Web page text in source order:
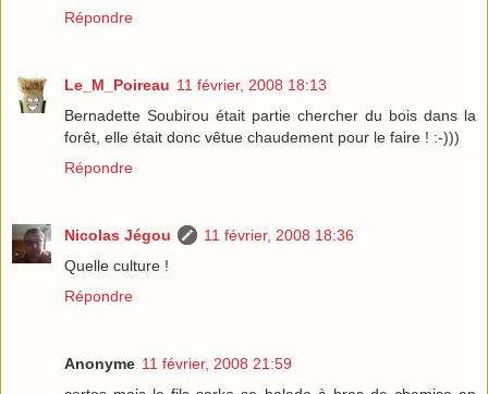
Répondre
Le_M_Poireau 11 février, 2008 18:13
Bernadette Soubirou était partie chercher du bois dans la
forêt, elle était donc vêtue chaudement pour le faire ! :-)))
Répondre
Nicolas Jégou
11 février, 2008 18:36
Quelle culture !
Répondre
Anonyme 11 février, 2008 21:59